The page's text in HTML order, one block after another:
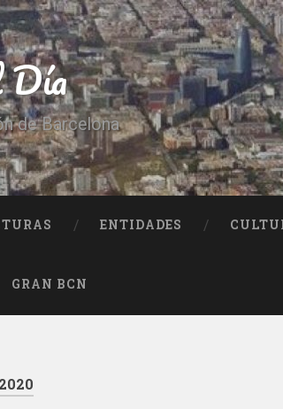
Día
de Barcelona
ENTIDADES
GRAN BCN